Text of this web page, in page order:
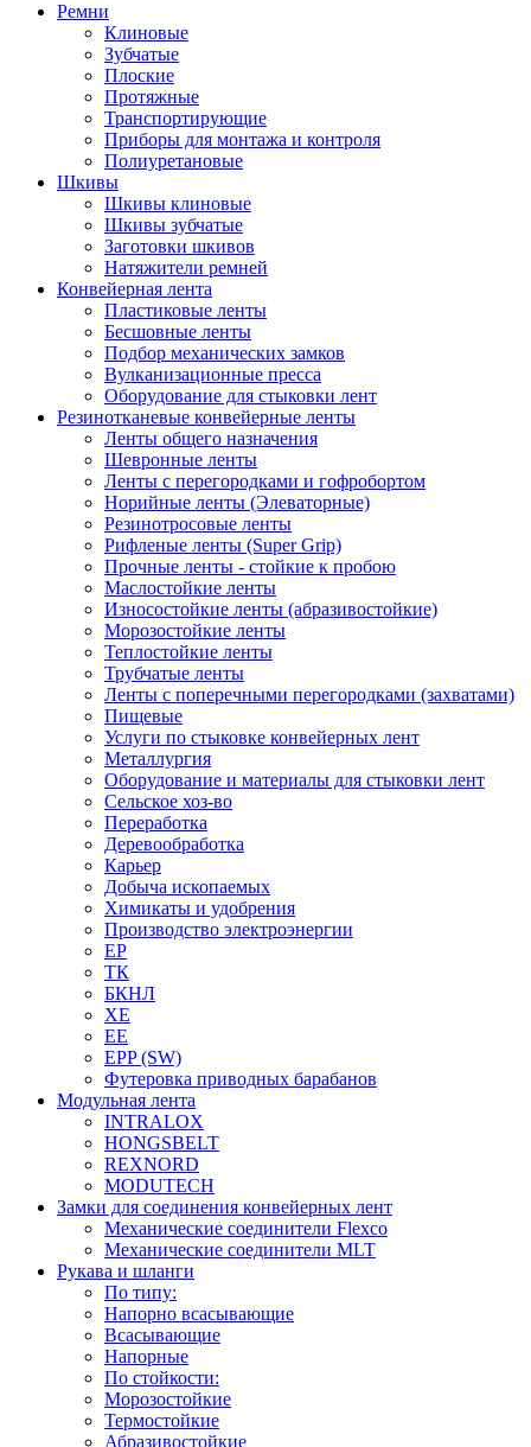
Ремни
Клиновые
Зубчатые
Плоские
Протяжные
Транспортирующие
Приборы для монтажа и контроля
Полиуретановые
Шкивы
Шкивы клиновые
Шкивы зубчатые
Заготовки шкивов
Натяжители ремней
Конвейерная лента
Пластиковые ленты
Бесшовные ленты
Подбор механических замков
Вулканизационные пресса
Оборудование для стыковки лент
Резинотканевые конвейерные ленты
Ленты общего назначения
Шевронные ленты
Ленты с перегородками и гофробортом
Норийные ленты (Элеваторные)
Резинотросовые ленты
Рифленые ленты (Super Grip)
Прочные ленты - стойкие к пробою
Маслостойкие ленты
Износостойкие ленты (абразивостойкие)
Морозостойкие ленты
Теплостойкие ленты
Трубчатые ленты
Ленты с поперечными перегородками (захватами)
Пищевые
Услуги по стыковке конвейерных лент
Металлургия
Оборудование и материалы для стыковки лент
Сельское хоз-во
Переработка
Деревообработка
Карьер
Добыча ископаемых
Химикаты и удобрения
Производство электроэнергии
EP
ТК
БКНЛ
XE
EE
EPP (SW)
Футеровка приводных барабанов
Модульная лента
INTRALOX
HONGSBELT
REXNORD
MODUTECH
Замки для соединения конвейерных лент
Механические соединители Flexco
Механические соединители MLT
Рукава и шланги
По типу:
Напорно всасывающие
Всасывающие
Напорные
По стойкости:
Морозостойкие
Термостойкие
Абразивостойкие